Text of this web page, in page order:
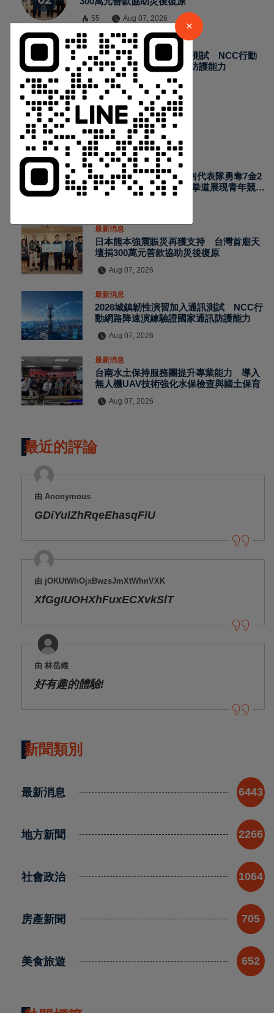
55 Aug 07, 2026
最新消息
2026城鎮韌性演習加入通訊測試 NCC行動
網路降速演練驗證國家通訊防護能力
64 Aug 07, 2026
熱門新聞
最新消息
2026國際少年運動會台南代表隊勇奪7金2
銀4銅 游泳射箭籃球跆拳道展現青年競技
實力
最新消息
日本熊本強震賑災再獲支持 台灣首廟天
壇捐300萬元善款協助災後復原
Aug 07, 2026
最新消息
2026城鎮韌性演習加入通訊測試 NCC行
動網路降速演練驗證國家通訊防護能力
Aug 07, 2026
最新消息
台南水土保持服務團提升專業能力 導入
無人機UAV技術強化水保檢查與國土保育
Aug 07, 2026
最近的評論
由 Anonymous
GDiYulZhRqeEhasqFlU
由 jOKUtWhOjxBwzsJmXtWhnVXK
XfGgIUOHXhFuxECXvkSlT
由 林岳維
好有趣的體驗!
新聞類別
最新消息 6443
地方新聞 2266
社會政治 1064
房產新聞 705
美食旅遊 652
請加入LINE好友連結
中 華 超 傳 媒
Https://reurl.cc/adqW77
訂閱
×